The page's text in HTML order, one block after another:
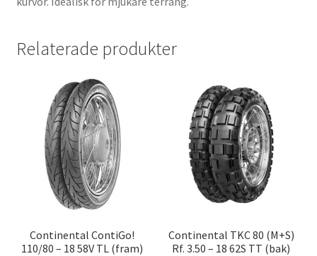
Relaterade produkter
Continental ContiGo!
110/80 – 18 58V TL (fram)
Continental TKC 80 (M+S)
Rf. 3.50 – 18 62S TT (bak)